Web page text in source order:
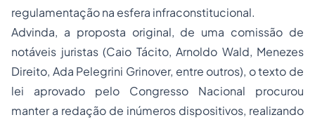
regulamentação na esfera infraconstitucional.
Advinda, a proposta original, de uma comissão de
notáveis juristas (Caio Tácito, Arnoldo Wald, Menezes
Direito, Ada Pelegrini Grinover, entre outros), o texto de
lei aprovado pelo Congresso Nacional procurou
manter a redação de inúmeros dispositivos, realizando